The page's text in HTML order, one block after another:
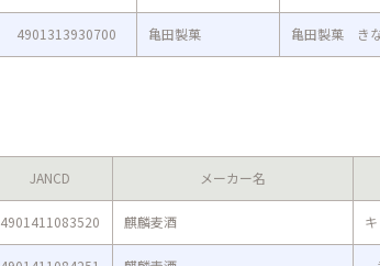
4901313930700 亀田製菓 亀田製菓 き
JANCD メーカー名
4901411083520 麒麟麦酒